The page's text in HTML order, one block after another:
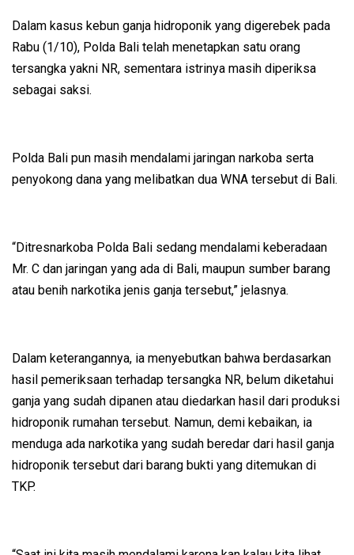
Dalam kasus kebun ganja hidroponik yang digerebek pada
Rabu (1/10), Polda Bali telah menetapkan satu orang
tersangka yakni NR, sementara istrinya masih diperiksa
sebagai saksi.
Polda Bali pun masih mendalami jaringan narkoba serta
penyokong dana yang melibatkan dua WNA tersebut di Bali.
“Ditresnarkoba Polda Bali sedang mendalami keberadaan
Mr. C dan jaringan yang ada di Bali, maupun sumber barang
atau benih narkotika jenis ganja tersebut,” jelasnya.
Dalam keterangannya, ia menyebutkan bahwa berdasarkan
hasil pemeriksaan terhadap tersangka NR, belum diketahui
ganja yang sudah dipanen atau diedarkan hasil dari produksi
hidroponik rumahan tersebut. Namun, demi kebaikan, ia
menduga ada narkotika yang sudah beredar dari hasil ganja
hidroponik tersebut dari barang bukti yang ditemukan di
TKP.